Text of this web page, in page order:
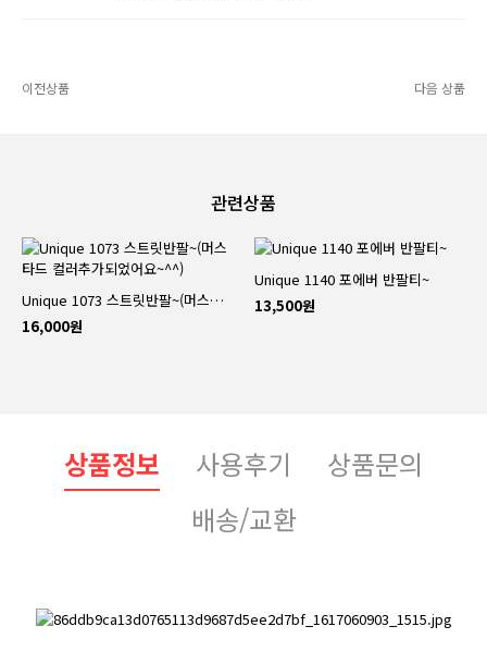
이전상품 다음 상품
관련상품
Unique 1073 스트릿반팔~(머스타드 컬러추가되었어요~^^)
16,000원
Unique 1140 포에버 반팔티~
13,500원
상품정보 사용후기
상품문의
배송/교환